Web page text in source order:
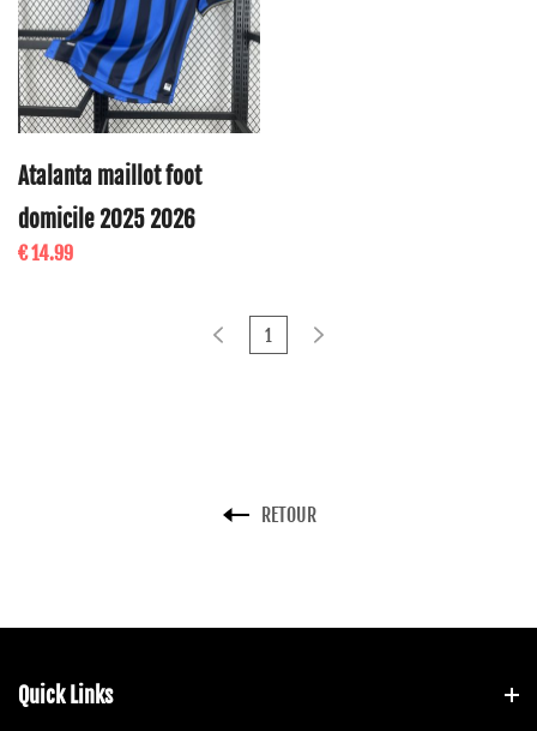
Atalanta maillot foot
domicile 2025 2026
€ 14.99
1
RETOUR
Quick Links